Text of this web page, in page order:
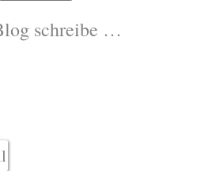
schreibe …